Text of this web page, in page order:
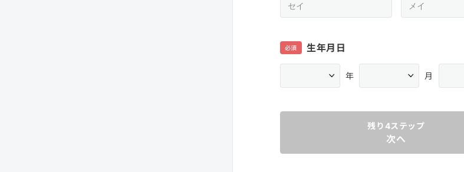
生年月日
必須
年 月
残り4ステップ
次へ